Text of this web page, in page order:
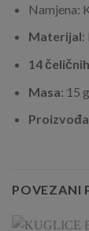
Namjena:
Materijal:
14
Masa: 15 g
POVEZANI